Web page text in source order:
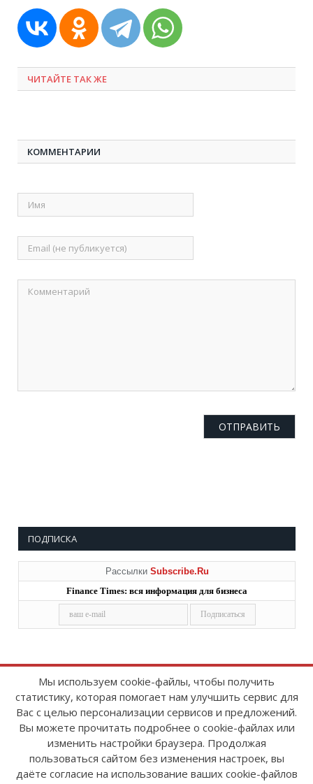
ЧИТАЙТЕ ТАК ЖЕ
КОММЕНТАРИИ
ПОДПИСКА
Рассылки Subscribe.Ru
Finance Times: вся информация для бизнеса
Copyright © 2008-2026FinanceTimes
Зарегистрировано в Роскомнадзоре
Свидетельство о регистрации СМИ:
серия Эл № ФС77-86300 от 10 ноября 2023 г
Мы используем cookie-файлы, чтобы получить
статистику, которая помогает нам улучшить сервис для
Вас с целью персонализации сервисов и предложений.
Вы можете прочитать подробнее о cookie-файлах или
изменить настройки браузера. Продолжая
пользоваться сайтом без изменения настроек, вы
даёте согласие на использование ваших cookie-файлов